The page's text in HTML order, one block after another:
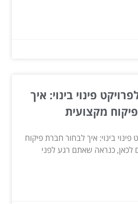
פינוי בינוי: איך
מקצועית
בינוי: איך לבחור חברת פיקוח
כנראה שאתם רגע לפני